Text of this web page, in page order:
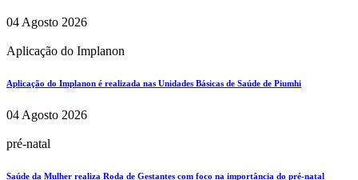
04 Agosto 2026
Aplicação do Implanon
Aplicação do Implanon é realizada nas Unidades Básicas de Saúde de Piumhi
04 Agosto 2026
pré-natal
Saúde da Mulher realiza Roda de Gestantes com foco na importância do pré-natal